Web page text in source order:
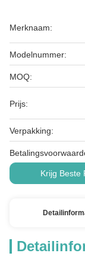
Merknaam:
Modelnummer:
MOQ:
Prijs:
Verpakking:
Krijg Beste